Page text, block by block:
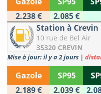
2.238 €
2.085 €
Station à Crevin
10 rue de Bel Air
35320 CREVIN
Mise à jour: il y a 2 jours |
Gazole SP95
2.189 €
2.039 €